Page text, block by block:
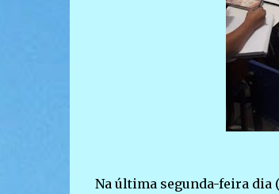
Na última segunda-feira